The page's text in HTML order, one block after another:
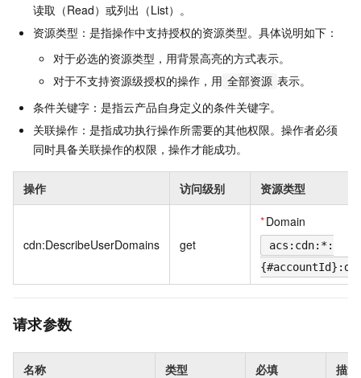
读取（Read）或列出（List）。
资源类型：是指操作中支持授权的资源类型。具体说明如下：
对于必选的资源类型，用背景高亮的方式表示。
对于不支持资源级授权的操作，用 全部资源 表示。
条件关键字：是指云产品自身定义的条件关键字。
关联操作：是指成功执行操作所需要的其他权限。操作者必须
同时具备关联操作的权限，操作才能成功。
操作 访问级别 资源类型
cdn:DescribeUserDomains get
*Domain
acs:cdn:*:
请求参数
名称 类型 必填 描述